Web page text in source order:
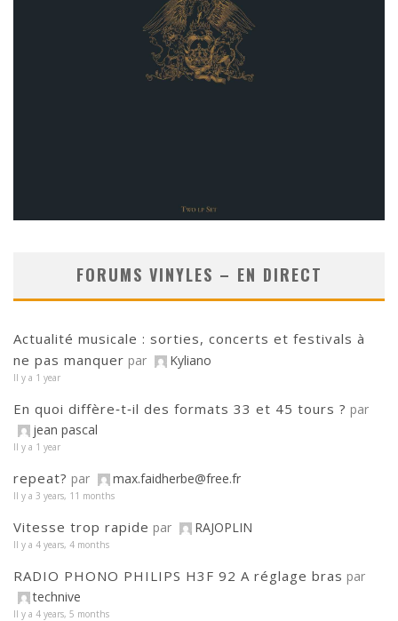
FORUMS VINYLES – EN DIRECT
Actualité musicale : sorties, concerts et festivals à
ne pas manquer par Kyliano
Il y a 1 year
En quoi diffère‑t‑il des formats 33 et 45 tours ? par
jean pascal
Il y a 1 year
repeat? par max.faidherbe@free.fr
Il y a 3 years, 11 months
Vitesse trop rapide par RAJOPLIN
Il y a 4 years, 4 months
RADIO PHONO PHILIPS H3F 92 A réglage bras par
technive
Il y a 4 years, 5 months